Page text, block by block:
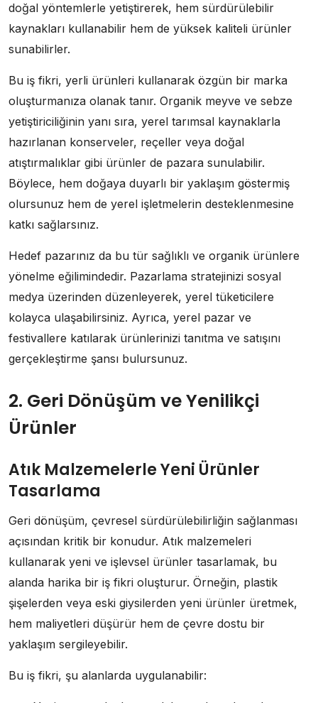
doğal yöntemlerle yetiştirerek, hem sürdürülebilir
kaynakları kullanabilir hem de yüksek kaliteli ürünler
sunabilirler.
Bu iş fikri, yerli ürünleri kullanarak özgün bir marka
oluşturmanıza olanak tanır. Organik meyve ve sebze
yetiştiriciliğinin yanı sıra, yerel tarımsal kaynaklarla
hazırlanan konserveler, reçeller veya doğal
atıştırmalıklar gibi ürünler de pazara sunulabilir.
Böylece, hem doğaya duyarlı bir yaklaşım göstermiş
olursunuz hem de yerel işletmelerin desteklenmesine
katkı sağlarsınız.
Hedef pazarınız da bu tür sağlıklı ve organik ürünlere
yönelme eğilimindedir. Pazarlama stratejinizi sosyal
medya üzerinden düzenleyerek, yerel tüketicilere
kolayca ulaşabilirsiniz. Ayrıca, yerel pazar ve
festivallere katılarak ürünlerinizi tanıtma ve satışını
gerçekleştirme şansı bulursunuz.
2. Geri Dönüşüm ve Yenilikçi
Ürünler
Atık Malzemelerle Yeni Ürünler
Tasarlama
Geri dönüşüm, çevresel sürdürülebilirliğin sağlanması
açısından kritik bir konudur. Atık malzemeleri
kullanarak yeni ve işlevsel ürünler tasarlamak, bu
alanda harika bir iş fikri oluşturur. Örneğin, plastik
şişelerden veya eski giysilerden yeni ürünler üretmek,
hem maliyetleri düşürür hem de çevre dostu bir
yaklaşım sergileyebilir.
Bu iş fikri, şu alanlarda uygulanabilir: